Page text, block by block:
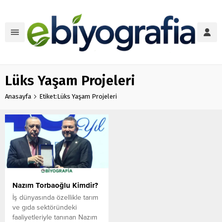
Lüks Yaşam Projeleri
Anasayfa Etiket:Lüks Yaşam Projeleri
Nazım Torbaoğlu Kimdir?
İş dünyasında özellikle tarım
ve gıda sektöründeki
faaliyetleriyle tanınan Nazım